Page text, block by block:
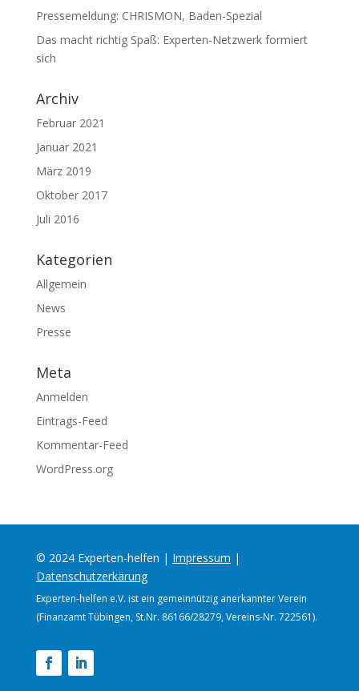
Pressemeldung: CHRISMON, Baden-Spezial
Das macht richtig Spaß: Experten-Netzwerk formiert
sich
Archiv
Februar 2021
Januar 2021
März 2019
Oktober 2017
Juli 2016
Kategorien
Allgemein
News
Presse
Meta
Anmelden
Eintrags-Feed
Kommentar-Feed
WordPress.org
© 2024 Experten-helfen | Impressum |
Datenschutzerkärung
Experten-helfen e.V. ist ein gemeinnützig anerkannter Verein
(Finanzamt Tübingen, St.Nr. 86166/28279, Vereins-Nr. 722561).